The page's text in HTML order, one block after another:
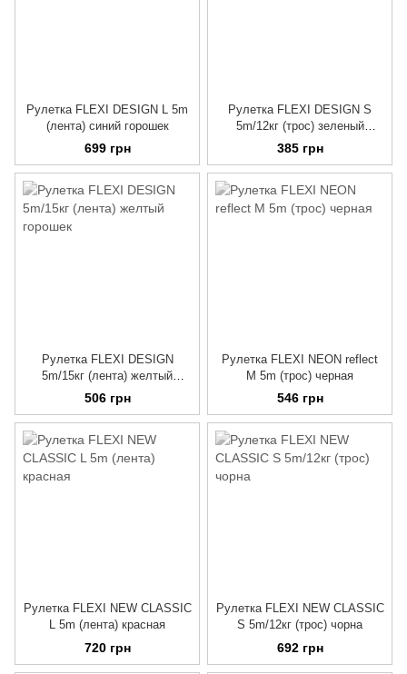
Рулетка FLEXI DESIGN L 5m
(лента) синий горошек
699 грн
Рулетка FLEXI DESIGN S
5m/12кг (трос) зеленый
горошек
385 грн
Рулетка FLEXI DESIGN
5m/15кг (лента) желтый
горошек
506 грн
Рулетка FLEXI NEON reflect
M 5m (трос) черная
546 грн
Рулетка FLEXI NEW CLASSIC
L 5m (лента) красная
720 грн
Рулетка FLEXI NEW CLASSIC
S 5m/12кг (трос) чорна
692 грн